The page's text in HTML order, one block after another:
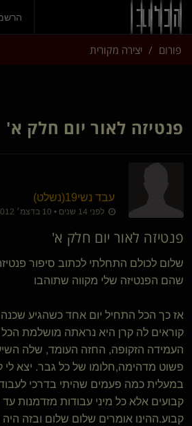
פורום יצירה מקורית
פנטיזה לאור יום חלק א'
עבד נשי19​(נשלט)
לפני 14 שנים • 10 בדצמ׳ 2012
פנטיזה לאור יום חלק א'
שלום לכולם התחלתי לכתוב סיפור
שהם הפנטיזה שלי מקווה שתוהבו
אז כך הכל התחיל יום אחד כשהגיע
קוראים לה קרן היא נראתה מושלמת
העמידה הזקופה, החזה העומד, שלה
פשוט מדהימה,חלומו של כל גבר. יצא
במעלית כמה פעמים שהיתי בדרכי
קבועים אלא כל מיני עבודות מזדמנות
קבוע.ההינו אומרים שלום שלום ובזה